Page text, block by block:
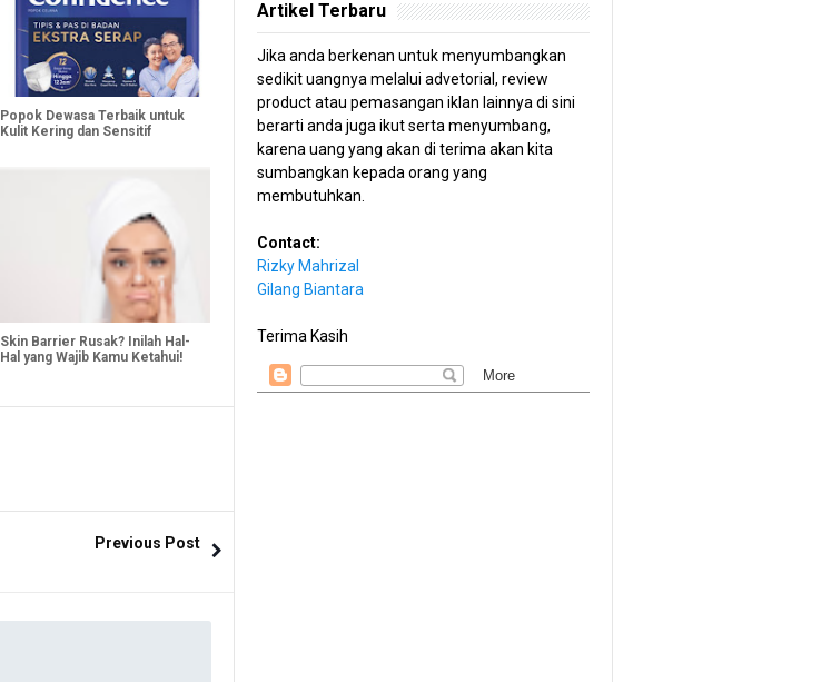
Popok Dewasa Terbaik untuk
Kulit Kering dan Sensitif
Skin Barrier Rusak? Inilah Hal-
Hal yang Wajib Kamu Ketahui!
Previous Post
Artikel Terbaru
Jika anda berkenan untuk menyumbangkan
sedikit uangnya melalui advetorial, review
product atau pemasangan iklan lainnya di sini
berarti anda juga ikut serta menyumbang,
karena uang yang akan di terima akan kita
sumbangkan kepada orang yang
membutuhkan.
Contact:
Rizky Mahrizal
Gilang Biantara
Terima Kasih